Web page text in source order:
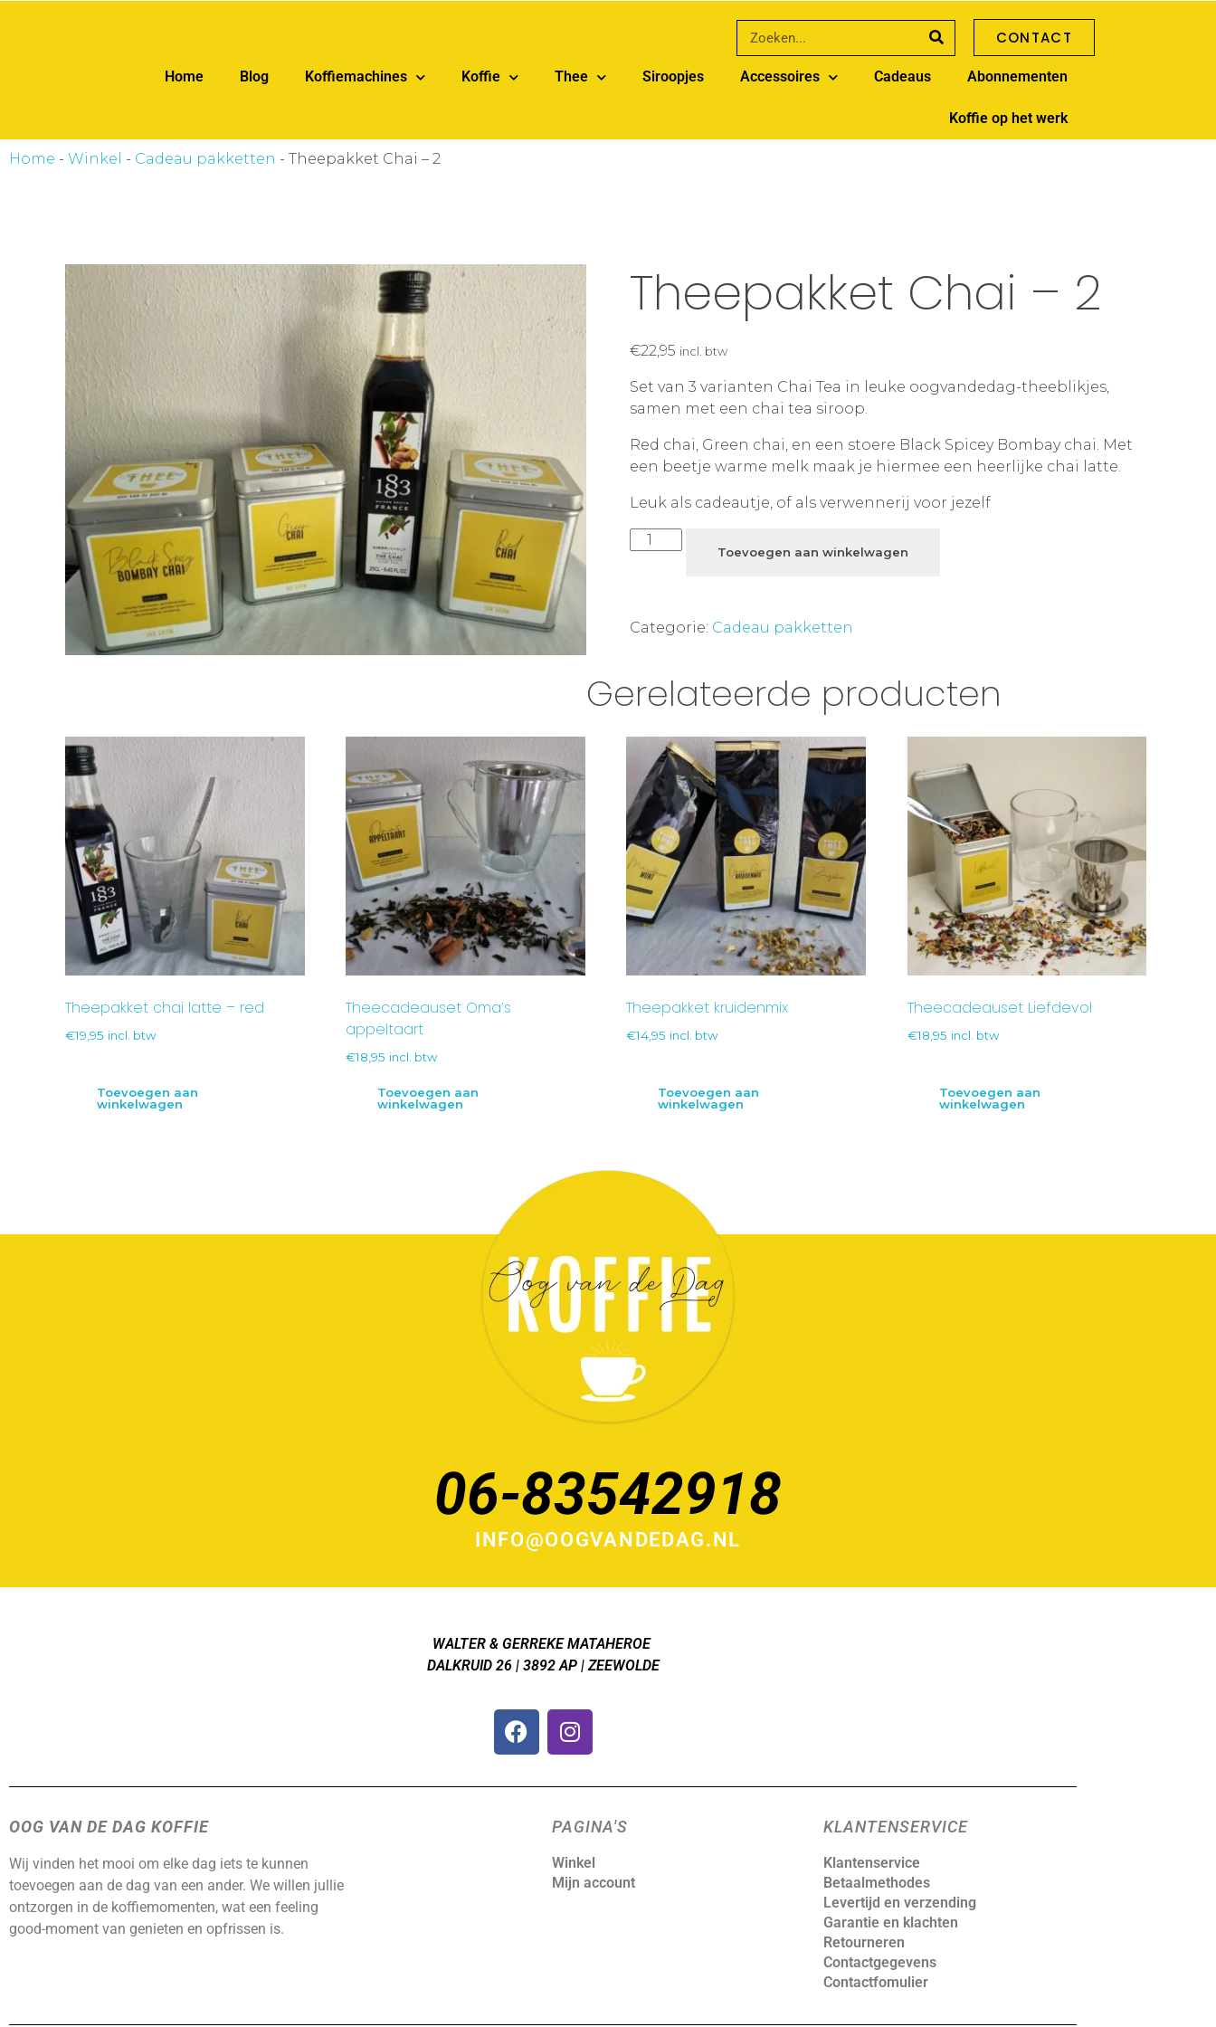
CONTACT
Home Blog Koffiemachines Koffie Thee Siroopjes Accessoires Cadeaus Abonnementen
Koffie op het werk
Home - Winkel - Cadeau pakketten - Theepakket Chai – 2
Theepakket Chai – 2
€22,95 incl. btw
Set van 3 varianten Chai Tea in leuke oogvandedag-theeblikjes,
samen met een chai tea siroop.
Red chai, Green chai, en een stoere Black Spicey Bombay chai. Met
een beetje warme melk maak je hiermee een heerlijke chai latte.
Leuk als cadeautje, of als verwennerij voor jezelf
Toevoegen aan winkelwagen
Categorie: Cadeau pakketten
Gerelateerde producten
Theepakket chai latte – red
€19,95 incl. btw
Toevoegen aan
winkelwagen
Theecadeauset Oma’s
appeltaart
€18,95 incl. btw
Toevoegen aan
winkelwagen
Theepakket kruidenmix
€14,95 incl. btw
Toevoegen aan
winkelwagen
Theecadeauset Liefdevol
€18,95 incl. btw
Toevoegen aan
winkelwagen
06-83542918
INFO@OOGVANDEDAG.NL
WALTER & GERREKE MATAHEROE
DALKRUID 26 | 3892 AP | ZEEWOLDE
OOG VAN DE DAG KOFFIE
Wij vinden het mooi om elke dag iets te kunnen
toevoegen aan de dag van een ander. We willen jullie
ontzorgen in de koffiemomenten, wat een feeling
good-moment van genieten en opfrissen is.
PAGINA'S
Winkel
Mijn account
KLANTENSERVICE
Klantenservice
Betaalmethodes
Levertijd en verzending
Garantie en klachten
Retourneren
Contactgegevens
Contactfomulier